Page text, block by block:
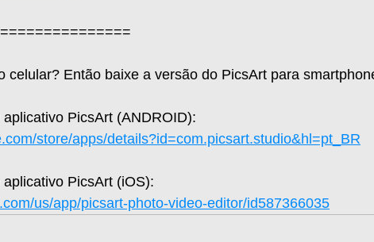
celular? Então baixe a versão do PicsArt para
PicsArt (ANDROID):
store/apps/details?id=com.picsart.studio&hl=pt_BR
PicsArt (iOS):
us/app/picsart-photo-video-editor/id587366035